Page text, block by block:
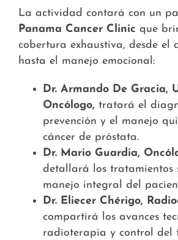
La actividad contará con un
Panama Cancer Clinic que
cobertura exhaustiva, desde el
hasta el manejo emocional:
Dr. Armando De Gracia,
Oncólogo,tratará el
prevención y el manejo
cáncer de próstata.
Dr. Mario Guardia,
detallará los tratamientos
manejo integral del
Dr. Eliecer Chérigo,
compartirá los avances
radioterapia y control del